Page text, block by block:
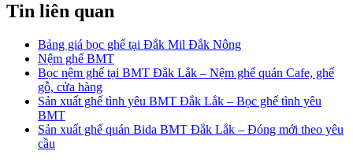
Tin liên quan
Bảng giá bọc ghế tại Đắk Mil Đắk Nông
Nệm ghế BMT
Bọc nệm ghế tại BMT Đắk Lắk – Nệm ghế quán Cafe, ghế
gỗ, cửa hàng
Sản xuất ghế tình yêu BMT Đắk Lắk – Bọc ghế tình yêu
BMT
Sản xuất ghế quán Bida BMT Đắk Lắk – Đóng mới theo yêu
cầu